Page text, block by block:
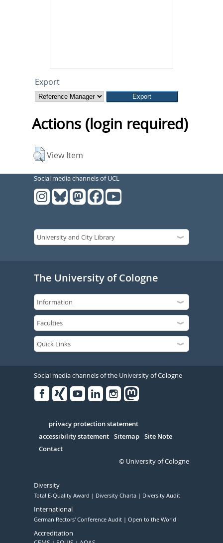
Export
Actions (login required)
View Item
Social media channels of UCL
The University of Cologne
Social media channels of the University of Cologne
Serivce
privacy protection statement
accessibility statement Sitemap Site Note
Contact
© University of Cologne
Diversity
Total E-Quality Award Diversity Charta Diversity Audit
International
German Rectors' Conference Audit Open to the World
Accreditation